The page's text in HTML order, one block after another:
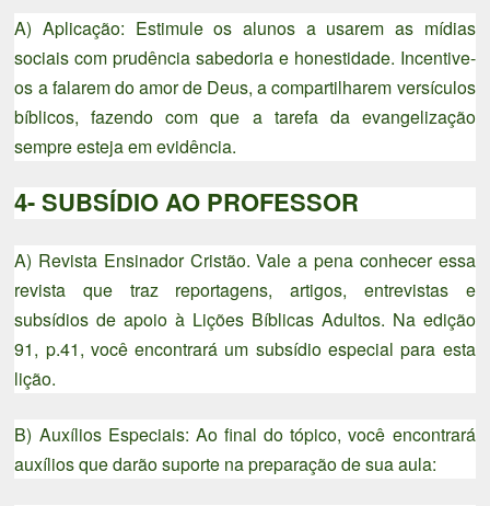
A) Aplicação: Estimule os alunos a usarem as mídias
sociais com prudência sabedoria e honestidade. Incentive-
os a falarem do amor de Deus, a compartilharem versículos
bíblicos, fazendo com que a tarefa da evangelização
sempre esteja em evidência.
4- SUBSÍDIO AO PROFESSOR
A) Revista Ensinador Cristão. Vale a pena conhecer essa
revista que traz reportagens, artigos, entrevistas e
subsídios de apoio à Lições Bíblicas Adultos. Na edição
91, p.41, você encontrará um subsídio especial para esta
lição.
B) Auxílios Especiais: Ao final do tópico, você encontrará
auxílios que darão suporte na preparação de sua aula: